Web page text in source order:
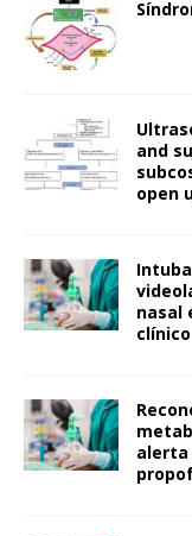
and
open
nasal
clínico
alerta